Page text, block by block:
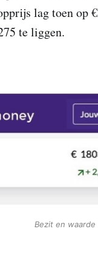
lag toen op
te liggen.
Bezit en waarde